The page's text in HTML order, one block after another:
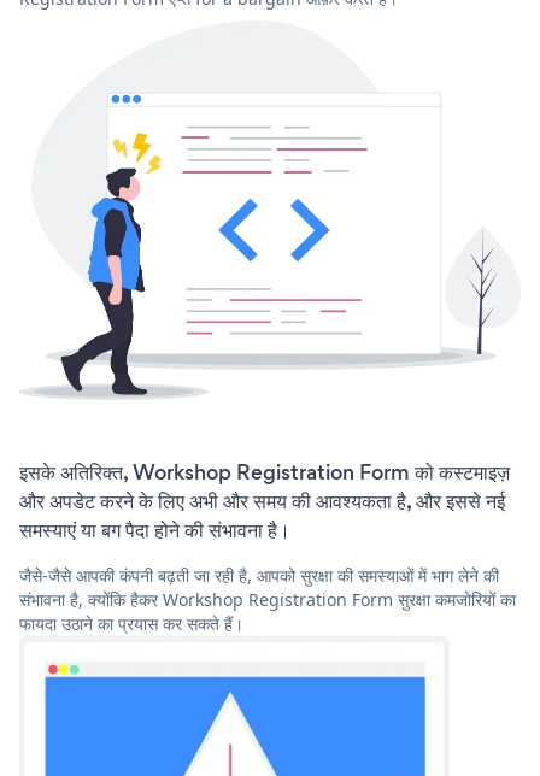
इसके अतिरिक्त, Workshop Registration Form को कस्टमाइज़
और अपडेट करने के लिए अभी और समय की आवश्यकता है, और इससे नई
समस्याएं या बग पैदा होने की संभावना है।
जैसे-जैसे आपकी कंपनी बढ़ती जा रही है, आपको सुरक्षा की समस्याओं में भाग लेने की
संभावना है, क्योंकि हैकर Workshop Registration Form सुरक्षा कमजोरियों का
फायदा उठाने का प्रयास कर सकते हैं।